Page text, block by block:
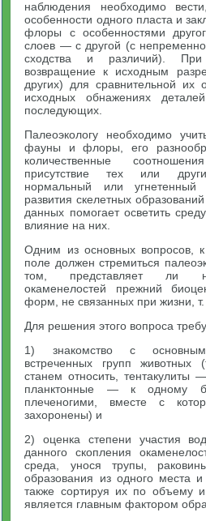
наблюдения необходимо
особенности одного пласта и
флоры с особенностями
слоев — с другой (с
сходства и различий). При
возвращение к исходным
других) для сравнительной их
исходных обнажениях
последующих.
Палеоэкологу необходимо
фауны и флоры, его
количественные
присутствие тех или
нормальный или угнетенный
развития скелетных
данных помогает осветить
влияние на них.
Одним из основных вопросов,
поле должен стремиться
том, представляет ли
окаменелостей прежний
форм, не связанных при жизни, т.
Для решения этого вопроса
1) знакомство с
встреченных групп
станем относить,
планктонные — к одному
плеченогими, вместе с
захоронены) и
2) оценка степени участия
данного скопления
среда, унося трупы,
образования из одного места
также сортируя их по объему
является главным фактором